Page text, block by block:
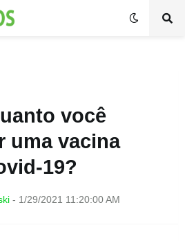
você
uma vacina
19?
- 1/29/2021 11:20:00 AM